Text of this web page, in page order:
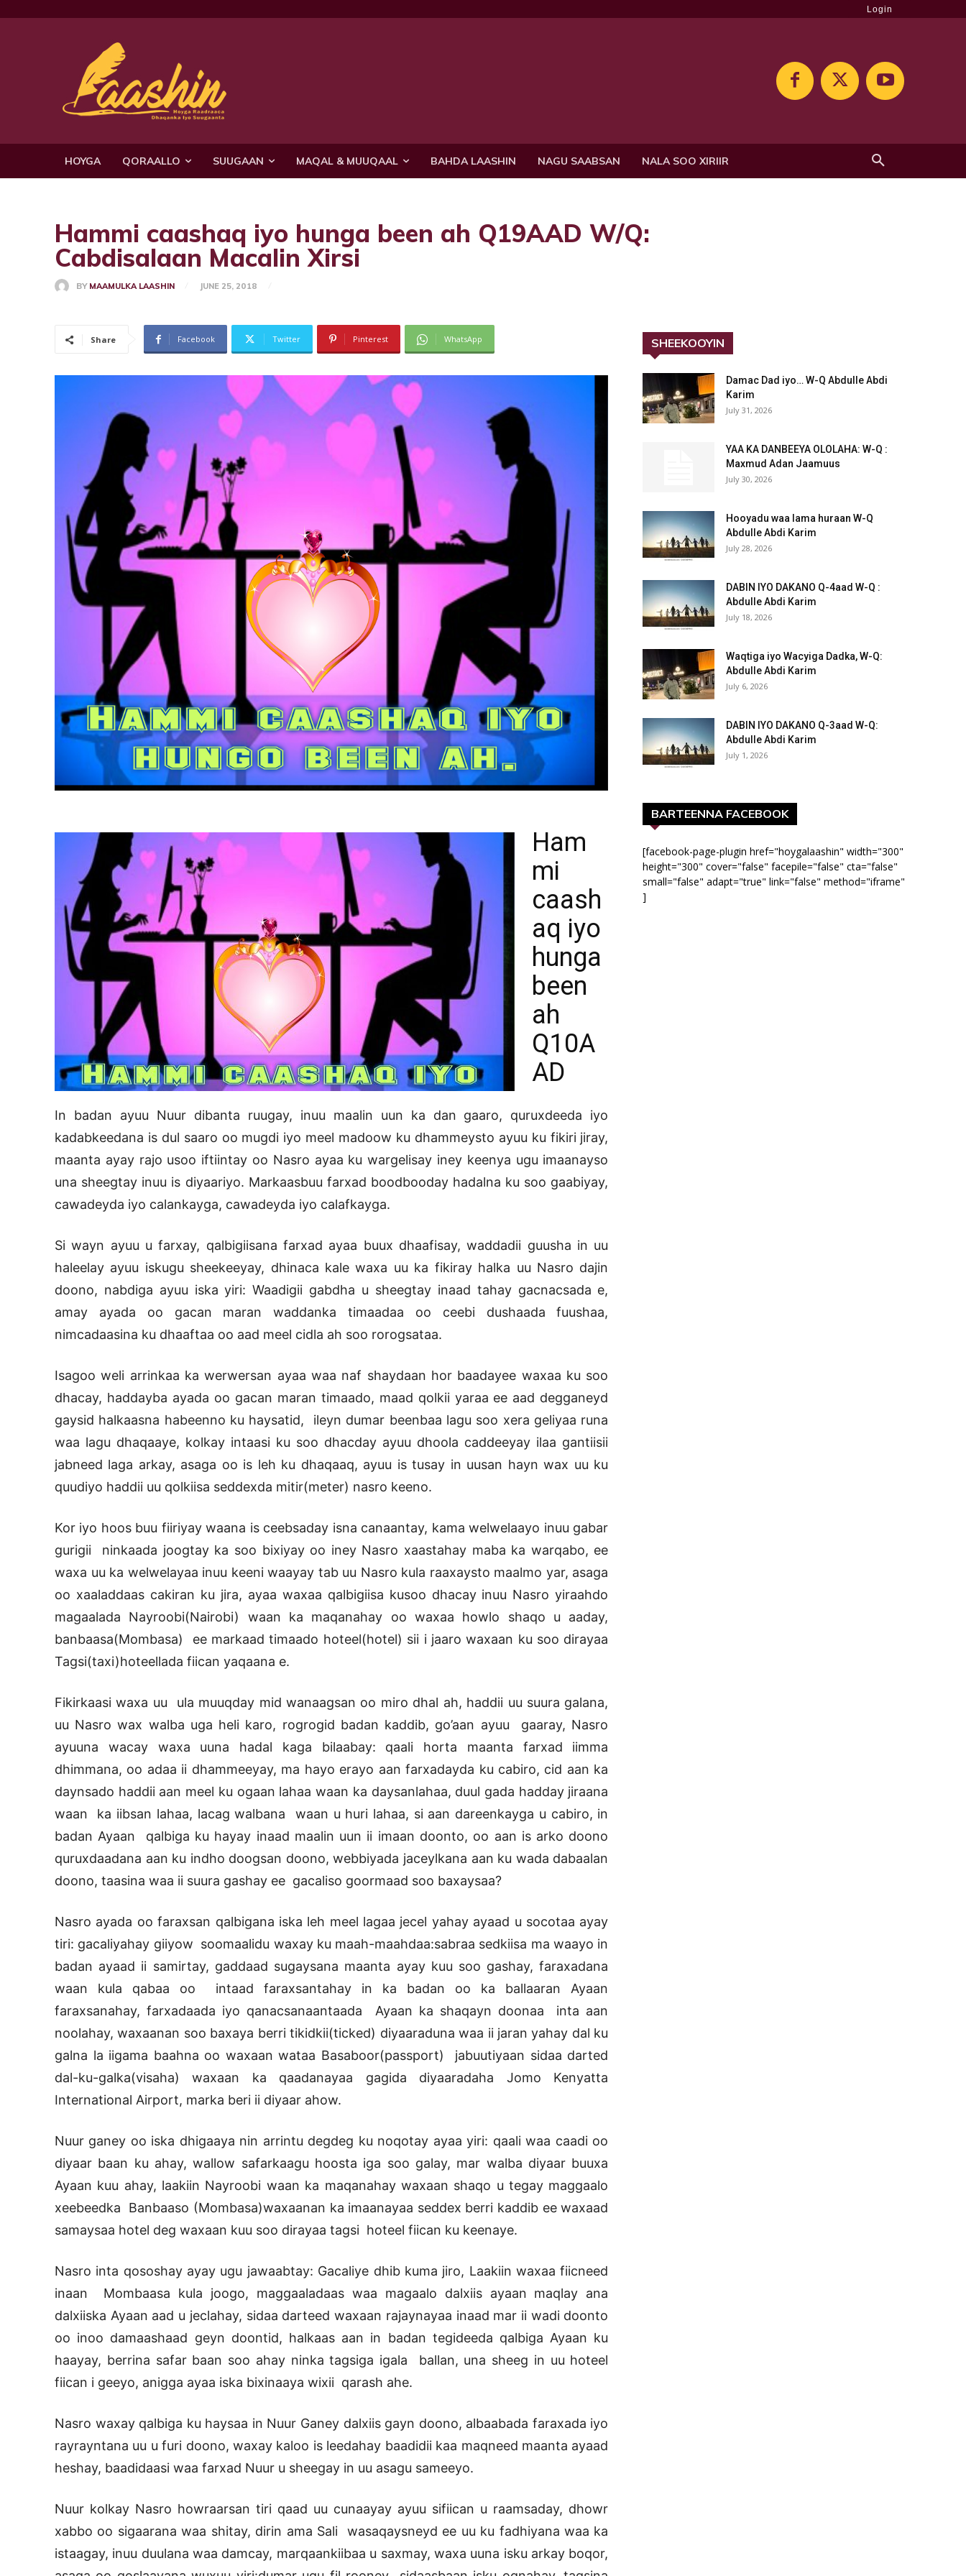
Login
HOYGA QORAALLO SUUGAAN MAQAL & MUUQAAL BAHDA LAASHIN NAGU SAABSAN NALA SOO XIRIIR
Hammi caashaq iyo hunga been ah Q19AAD W/Q:
Cabdisalaan Macalin Xirsi
BY MAAMULKA LAASHIN JUNE 25, 2018
Share Facebook Twitter Pinterest WhatsApp
Ham
mi
caash
aq iyo
hunga
been
ah
Q10A
AD
In badan ayuu Nuur dibanta ruugay, inuu maalin uun ka dan gaaro, quruxdeeda iyo
kadabkeedana is dul saaro oo mugdi iyo meel madoow ku dhammeysto ayuu ku fikiri jiray,
maanta ayay rajo usoo iftiintay oo Nasro ayaa ku wargelisay iney keenya ugu imaanayso
una sheegtay inuu is diyaariyo. Markaasbuu farxad boodbooday hadalna ku soo gaabiyay,
cawadeyda iyo calankayga, cawadeyda iyo calafkayga.
Si wayn ayuu u farxay, qalbigiisana farxad ayaa buux dhaafisay, waddadii guusha in uu
haleelay ayuu iskugu sheekeeyay, dhinaca kale waxa uu ka fikiray halka uu Nasro dajin
doono, nabdiga ayuu iska yiri: Waadigii gabdha u sheegtay inaad tahay gacnacsada e,
amay ayada oo gacan maran waddanka timaadaa oo ceebi dushaada fuushaa,
nimcadaasina ku dhaaftaa oo aad meel cidla ah soo rorogsataa.
Isagoo weli arrinkaa ka werwersan ayaa waa naf shaydaan hor baadayee waxaa ku soo
dhacay, haddayba ayada oo gacan maran timaado, maad qolkii yaraa ee aad degganeyd
gaysid halkaasna habeenno ku haysatid, ileyn dumar beenbaa lagu soo xera geliyaa runa
waa lagu dhaqaaye, kolkay intaasi ku soo dhacday ayuu dhoola caddeeyay ilaa gantiisii
jabneed laga arkay, asaga oo is leh ku dhaqaaq, ayuu is tusay in uusan hayn wax uu ku
quudiyo haddii uu qolkiisa seddexda mitir(meter) nasro keeno.
Kor iyo hoos buu fiiriyay waana is ceebsaday isna canaantay, kama welwelaayo inuu gabar
gurigii ninkaada joogtay ka soo bixiyay oo iney Nasro xaastahay maba ka warqabo, ee
waxa uu ka welwelayaa inuu keeni waayay tab uu Nasro kula raaxaysto maalmo yar, asaga
oo xaaladdaas cakiran ku jira, ayaa waxaa qalbigiisa kusoo dhacay inuu Nasro yiraahdo
magaalada Nayroobi(Nairobi) waan ka maqanahay oo waxaa howlo shaqo u aaday,
banbaasa(Mombasa) ee markaad timaado hoteel(hotel) sii i jaaro waxaan ku soo dirayaa
Tagsi(taxi)hoteellada fiican yaqaana e.
Fikirkaasi waxa uu ula muuqday mid wanaagsan oo miro dhal ah, haddii uu suura galana,
uu Nasro wax walba uga heli karo, rogrogid badan kaddib, go’aan ayuu gaaray, Nasro
ayuuna wacay waxa uuna hadal kaga bilaabay: qaali horta maanta farxad iimma
dhimmana, oo adaa ii dhammeeyay, ma hayo erayo aan farxadayda ku cabiro, cid aan ka
daynsado haddii aan meel ku ogaan lahaa waan ka daysanlahaa, duul gada hadday jiraana
waan ka iibsan lahaa, lacag walbana waan u huri lahaa, si aan dareenkayga u cabiro, in
badan Ayaan qalbiga ku hayay inaad maalin uun ii imaan doonto, oo aan is arko doono
quruxdaadana aan ku indho doogsan doono, webbiyada jaceylkana aan ku wada dabaalan
doono, taasina waa ii suura gashay ee gacaliso goormaad soo baxaysaa?
Nasro ayada oo faraxsan qalbigana iska leh meel lagaa jecel yahay ayaad u socotaa ayay
tiri: gacaliyahay giiyow soomaalidu waxay ku maah-maahdaa:sabraa sedkiisa ma waayo in
badan ayaad ii samirtay, gaddaad sugaysana maanta ayay kuu soo gashay, faraxadana
waan kula qabaa oo intaad faraxsantahay in ka badan oo ka ballaaran Ayaan
faraxsanahay, farxadaada iyo qanacsanaantaada Ayaan ka shaqayn doonaa inta aan
noolahay, waxaanan soo baxaya berri tikidkii(ticked) diyaaraduna waa ii jaran yahay dal ku
galna la iigama baahna oo waxaan wataa Basaboor(passport) jabuutiyaan sidaa darted
dal-ku-galka(visaha) waxaan ka qaadanayaa gagida diyaaradaha Jomo Kenyatta
International Airport, marka beri ii diyaar ahow.
Nuur ganey oo iska dhigaaya nin arrintu degdeg ku noqotay ayaa yiri: qaali waa caadi oo
diyaar baan ku ahay, wallow safarkaagu hoosta iga soo galay, mar walba diyaar buuxa
Ayaan kuu ahay, laakiin Nayroobi waan ka maqanahay waxaan shaqo u tegay maggaalo
xeebeedka Banbaaso (Mombasa)waxaanan ka imaanayaa seddex berri kaddib ee waxaad
samaysaa hotel deg waxaan kuu soo dirayaa tagsi hoteel fiican ku keenaye.
Nasro inta qososhay ayay ugu jawaabtay: Gacaliye dhib kuma jiro, Laakiin waxaa fiicneed
inaan Mombaasa kula joogo, maggaaladaas waa magaalo dalxiis ayaan maqlay ana
dalxiiska Ayaan aad u jeclahay, sidaa darteed waxaan rajaynayaa inaad mar ii wadi doonto
oo inoo damaashaad geyn doontid, halkaas aan in badan tegideeda qalbiga Ayaan ku
haayay, berrina safar baan soo ahay ninka tagsiga igala ballan, una sheeg in uu hoteel
fiican i geeyo, anigga ayaa iska bixinaaya wixii qarash ahe.
Nasro waxay qalbiga ku haysaa in Nuur Ganey dalxiis gayn doono, albaabada faraxada iyo
rayrayntana uu u furi doono, waxay kaloo is leedahay baadidii kaa maqneed maanta ayaad
heshay, baadidaasi waa farxad Nuur u sheegay in uu asagu sameeyo.
Nuur kolkay Nasro howraarsan tiri qaad uu cunaayay ayuu sifiican u raamsaday, dhowr
xabbo oo sigaarana waa shitay, dirin ama Sali wasaqaysneyd ee uu ku fadhiyana waa ka
istaagay, inuu duulana waa damcay, marqaankiibaa u saxmay, waxa uuna isku arkay boqor,
SHEEKOOYIN
Damac Dad iyo… W-Q Abdulle Abdi
Karim
July 31, 2026
YAA KA DANBEEYA OLOLAHA: W-Q :
Maxmud Adan Jaamuus
July 30, 2026
Hooyadu waa lama huraan W-Q
Abdulle Abdi Karim
July 28, 2026
DABIN IYO DAKANO Q-4aad W-Q :
Abdulle Abdi Karim
July 18, 2026
Waqtiga iyo Wacyiga Dadka, W-Q:
Abdulle Abdi Karim
July 6, 2026
DABIN IYO DAKANO Q-3aad W-Q:
Abdulle Abdi Karim
July 1, 2026
BARTEENNA FACEBOOK
[facebook-page-plugin href="hoygalaashin" width="300"
height="300" cover="false" facepile="false" cta="false"
small="false" adapt="true" link="false" method="iframe"
]